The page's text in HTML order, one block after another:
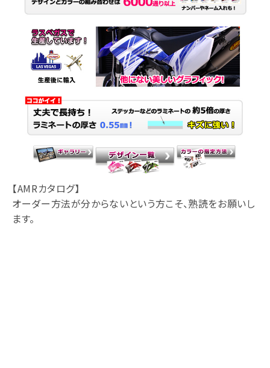
【AMRカタログ】
オーダー方法が分からないという方こそ、熟読をお願いし
ます。